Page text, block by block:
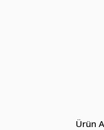
Ürün